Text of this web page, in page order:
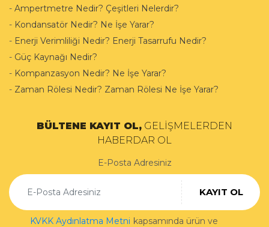
- Ampertmetre Nedir? Çeşitleri Nelerdir?
- Kondansatör Nedir? Ne İşe Yarar?
- Enerji Verimliliği Nedir? Enerji Tasarrufu Nedir?
- Güç Kaynağı Nedir?
- Kompanzasyon Nedir? Ne İşe Yarar?
- Zaman Rölesi Nedir? Zaman Rölesi Ne İşe Yarar?
BÜLTENE KAYIT OL, GELİŞMELERDEN
HABERDAR OL
E-Posta Adresiniz
KAYIT OL
KVKK Aydınlatma Metni kapsamında ürün ve